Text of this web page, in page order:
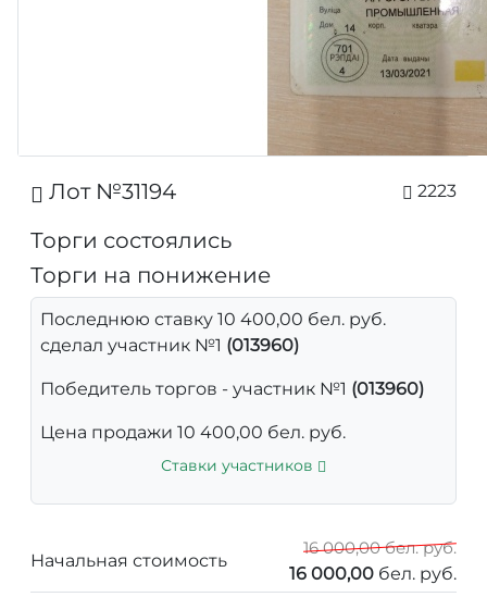
Лот №31194 2223
Торги состоялись
Торги на понижение
Последнюю ставку 10 400,00 бел. руб.
сделал участник №1 (013960)
Победитель торгов - участник №1 (013960)
Цена продажи 10 400,00 бел. руб.
Ставки участников
Начальная стоимость
16 000,00 бел. руб.
16 000,00 бел. руб.